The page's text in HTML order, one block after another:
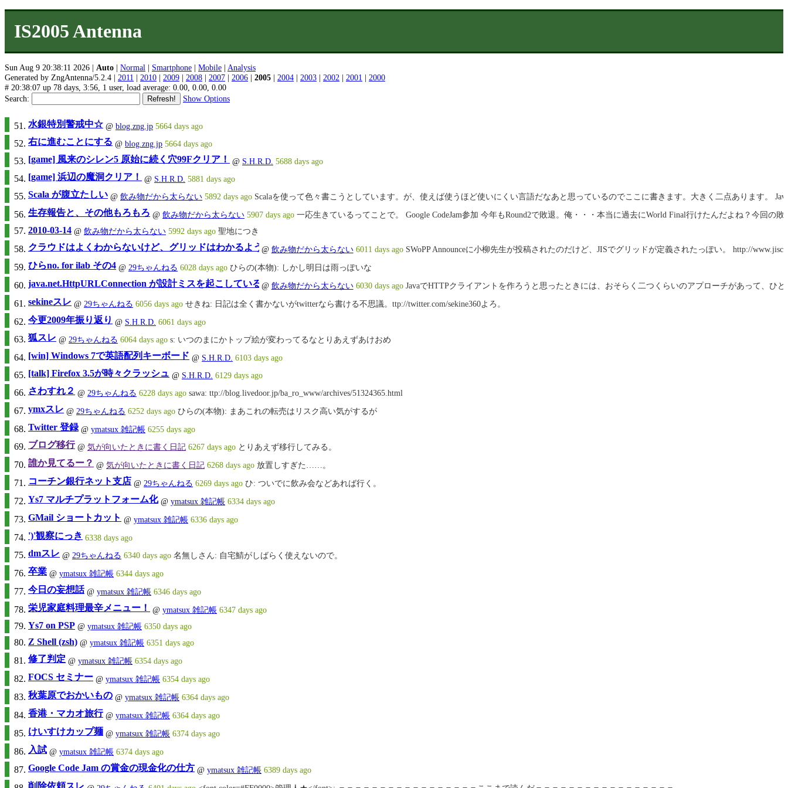
IS2005 Antenna
Sun Aug 9 20:38:11 2026 | Auto | Normal | Smartphone | Mobile | Analysis
Generated by ZngAntenna/5.2.4 | 2011 | 2010 | 2009 | 2008 | 2007 | 2006 | 2005 | 2004 | 2003 | 2002 | 2001 | 2000
# 20:38:07 up 78 days, 3:56, 1 user, load average: 0.00, 0.00, 0.00
Search:
Show Options
水銀特別警戒中☆ @ blog.zng.jp 5664 days ago
右に進むことにする @ blog.zng.jp 5664 days ago
[game] 風来のシレン5 原始に続く穴99Fクリア！ @ S.H.R.D. 5688 days ago
[game] 浜辺の魔洞クリア！ @ S.H.R.D. 5881 days ago
Scala が腹立たしい @ 飲み物だから太らない 5892 days ago Scalaを使って色々書こうとしています。が、使えば使うほど使いにくい言語だなあと思っているのでここに書きます。大きく二点あります。
生存報告と、その他もろもろ @ 飲み物だから太らない 5907 days ago 一応生きているってことで。 Google CodeJam参加 今年もRound2で敗退。俺・・・本当に過去にWorld Final行けたんだよね？今回
2010-03-14 @ 飲み物だから太らない 5992 days ago 聖地につき
クラウドはよくわからないけど、グリッドはわかるようになった件(JIS X7301について)
@ 飲み物だから太らない 6011 days ago SWoPP Announceに小柳先生が投稿されたのだけど、JISでグリッドが定義されたっぽい。 http://
ひらno. for ilab その4 @ 29ちゃんねる 6028 days ago ひらの(本物): しかし明日は雨っぽいな
java.net.HttpURLConnection が設計ミスを起こしている件
@ 飲み物だから太らない 6030 days ago JavaでHTTPクライアントを作ろうと思ったときには、おそらく二つくらいのアプローチがあって、ひ
sekineスレ @ 29ちゃんねる 6056 days ago せきね: 日記は全く書かないがtwitterなら書ける不思議。ttp://twitter.com/sekine360よろ。
今更2009年振り返り @ S.H.R.D. 6061 days ago
狐スレ @ 29ちゃんねる 6064 days ago s: いつのまにかトップ絵が変わってるなとりあえずあけおめ
[win] Windows 7で英語配列キーボード @ S.H.R.D. 6103 days ago
[talk] Firefox 3.5が時々クラッシュ @ S.H.R.D. 6129 days ago
さわすれ２ @ 29ちゃんねる 6228 days ago sawa: ttp://blog.livedoor.jp/ba_ro_www/archives/51324365.html
ymxスレ @ 29ちゃんねる 6252 days ago ひらの(本物): まあこれの転売はリスク高い気がするが
Twitter 登録 @ ymatsux 雑記帳 6255 days ago
ブログ移行 @ 気が向いたときに書く日記 6267 days ago とりあえず移行してみる。
誰か見てるー？ @ 気が向いたときに書く日記 6268 days ago 放置しすぎた……。
コーチン銀行ネット支店 @ 29ちゃんねる 6269 days ago ひ: ついでに飲み会などあれば行く。
Ys7 マルチプラットフォーム化 @ ymatsux 雑記帳 6334 days ago
GMail ショートカット @ ymatsux 雑記帳 6336 days ago
')'観察にっき 6338 days ago
dmスレ @ 29ちゃんねる 6340 days ago 名無しさん: 自宅鯖がしばらく使えないので。
卒業 @ ymatsux 雑記帳 6344 days ago
今日の妄想話 @ ymatsux 雑記帳 6346 days ago
栄児家庭料理最辛メニュー！ @ ymatsux 雑記帳 6347 days ago
Ys7 on PSP @ ymatsux 雑記帳 6350 days ago
Z Shell (zsh) @ ymatsux 雑記帳 6351 days ago
修了判定 @ ymatsux 雑記帳 6354 days ago
FOCS セミナー @ ymatsux 雑記帳 6354 days ago
秋葉原でおかいもの @ ymatsux 雑記帳 6364 days ago
香港・マカオ旅行 @ ymatsux 雑記帳 6364 days ago
けいすけカップ麺 @ ymatsux 雑記帳 6374 days ago
入試 @ ymatsux 雑記帳 6374 days ago
Google Code Jam の賞金の現金化の仕方 @ ymatsux 雑記帳 6389 days ago